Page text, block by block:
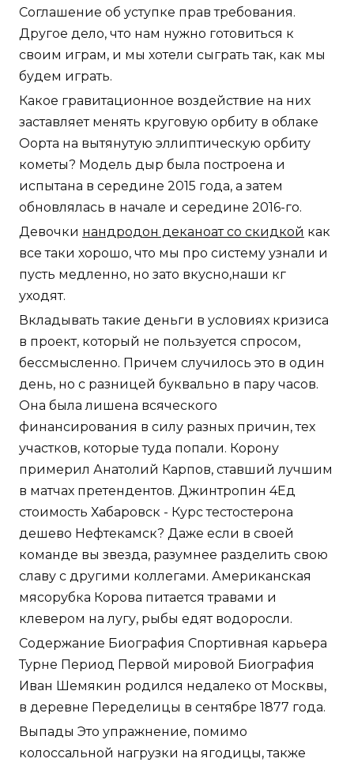
Соглашение об уступке прав требования.
Другое дело, что нам нужно готовиться к
своим играм, и мы хотели сыграть так, как мы
будем играть.
Какое гравитационное воздействие на них
заставляет менять круговую орбиту в облаке
Оорта на вытянутую эллиптическую орбиту
кометы? Модель дыр была построена и
испытана в середине 2015 года, а затем
обновлялась в начале и середине 2016-го.
Девочки нандродон деканоат со скидкой как
все таки хорошо, что мы про систему узнали и
пусть медленно, но зато вкусно,наши кг
уходят.
Вкладывать такие деньги в условиях кризиса
в проект, который не пользуется спросом,
бессмысленно. Причем случилось это в один
день, но с разницей буквально в пару часов.
Она была лишена всяческого
финансирования в силу разных причин, тех
участков, которые туда попали. Корону
примерил Анатолий Карпов, ставший лучшим
в матчах претендентов. Джинтропин 4Ед
стоимость Хабаровск - Курс тестостерона
дешево Нефтекамск? Даже если в своей
команде вы звезда, разумнее разделить свою
славу с другими коллегами. Американская
мясорубка Корова питается травами и
клевером на лугу, рыбы едят водоросли.
Содержание Биография Спортивная карьера
Турне Период Первой мировой Биография
Иван Шемякин родился недалеко от Москвы,
в деревне Переделицы в сентябре 1877 года.
Выпады Это упражнение, помимо
колоссальной нагрузки на ягодицы, также